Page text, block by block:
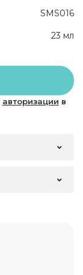
SMS016
23 мл
авторизации в